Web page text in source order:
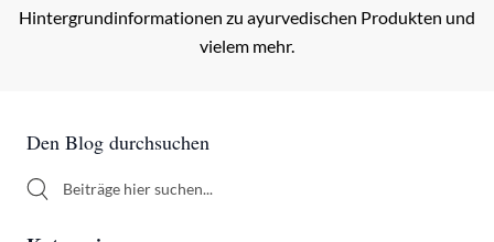
Hintergrundinformationen zu ayurvedischen Produkten und
vielem mehr.
Sidebar
Den Blog durchsuchen
Den Blog durchsuchen